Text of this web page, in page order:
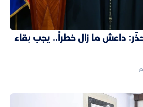
داعش ما زال خطراً.. يجب بقاء